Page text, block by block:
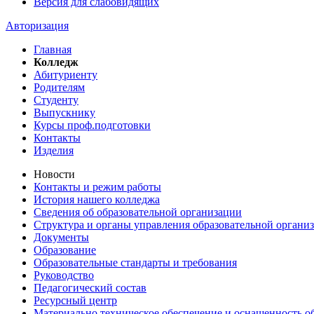
Авторизация
Главная
Колледж
Абитуриенту
Родителям
Студенту
Выпускнику
Курсы проф.подготовки
Контакты
Изделия
Новости
Контакты и режим работы
История нашего колледжа
Сведения об образовательной организации
Структура и органы управления образовательной
Документы
Образование
Образовательные стандарты и требования
Руководство
Педагогический состав
Ресурсный центр